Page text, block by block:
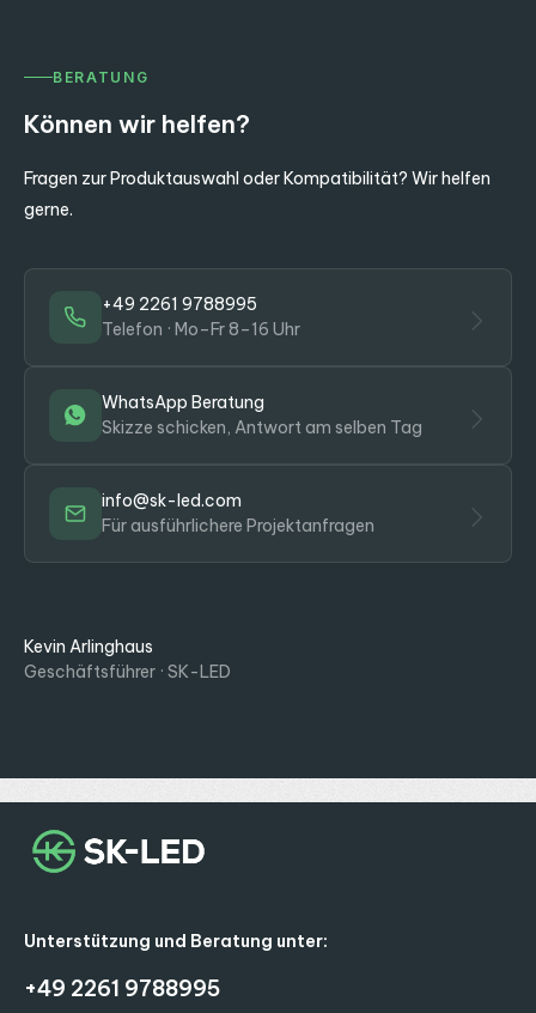
BERATUNG
Können wir helfen?
Fragen zur Produktauswahl oder Kompatibilität? Wir helfen
gerne.
+49 2261 9788995
Telefon · Mo–Fr 8–16 Uhr
WhatsApp Beratung
Skizze schicken, Antwort am selben Tag
info@sk-led.com
Für ausführlichere Projektanfragen
Kevin Arlinghaus
Geschäftsführer · SK-LED
Unterstützung und Beratung unter:
+49 2261 9788995